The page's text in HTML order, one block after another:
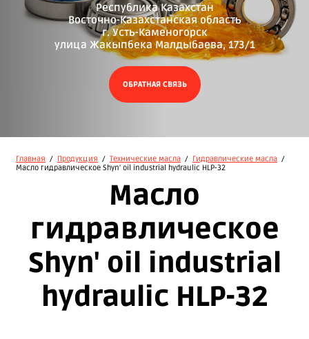
Республика Казахстан
Восточно-Казахстанская область
г. Усть-Каменогорск
улица Жакыпбека Малдыбаева, 173/1
ОБРАТНАЯ СВЯЗЬ
Главная / Продукция / Технические масла / Гидравлические масла /
Масло гидравлическое Shyn' oil industrial hydraulic HLP-32
Масло
гидравлическое
Shyn' oil industrial
hydraulic HLP-32